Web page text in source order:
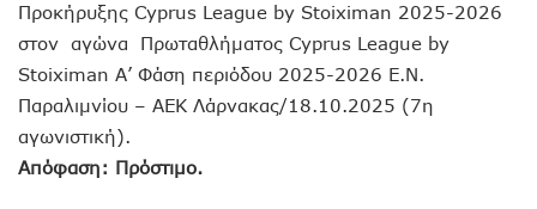
Προκήρυξης Cyprus League by Stoiximan 2025-2026
στον αγώνα Πρωταθλήματος Cyprus League by
Stoiximan Α’ Φάση περιόδου 2025-2026 Ε.Ν.
Παραλιμνίου – ΑΕΚ Λάρνακας/18.10.2025 (7η
αγωνιστική).
Απόφαση: Πρόστιμο.